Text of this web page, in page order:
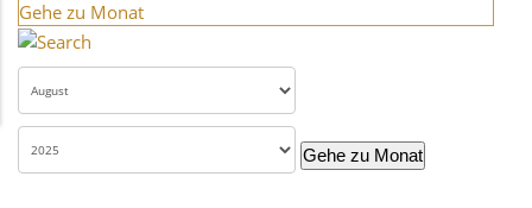
Gehe zu Monat
Gehe zu Monat